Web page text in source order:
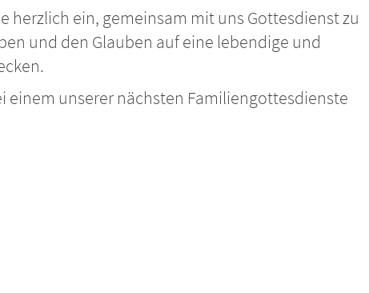
herzlich ein, gemeinsam mit uns Gottesdienst zu
und den Glauben auf eine lebendige und
einem unserer nächsten Familiengottesdienste